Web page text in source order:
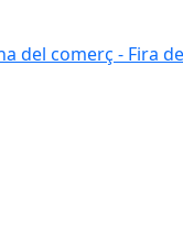
del comerç - Fira